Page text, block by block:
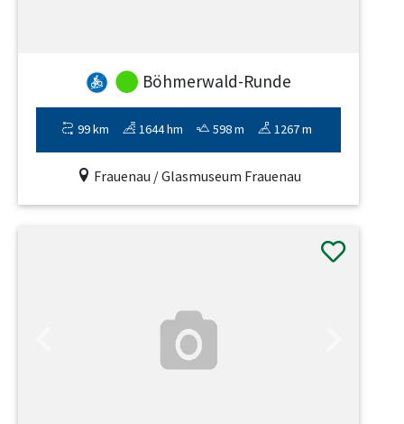
Böhmerwald-Runde
99 km 1644 hm 598 m 1267 m
Frauenau / Glasmuseum Frauenau